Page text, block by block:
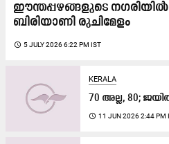
ഈന്തപ്പഴങ്ങളുടെ
ബിരിയാണി രുചിമേളം
access_time 5 JULY 2026 6:22 PM IST
KERALA
70 അല്ല, 80;
access_time 11 JUN 2026 2:44 PM